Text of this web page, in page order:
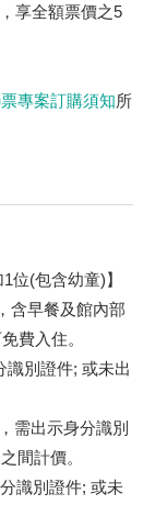
享全額票價之5
專案訂購須知所
位(包含幼童)】
含早餐及館內部
費入住。
別證件; 或未出
需出示身分識別
間計價。
識別證件; 或未